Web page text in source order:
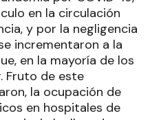
en la circulación
y por la negligencia
incrementaron a la
en la mayoría de los
Fruto de este
la ocupación de
en hospitales de